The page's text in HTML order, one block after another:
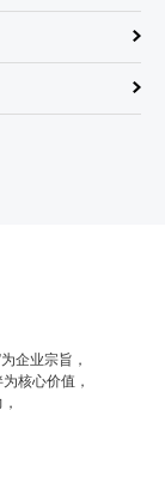
企业宗旨，
核心价值，